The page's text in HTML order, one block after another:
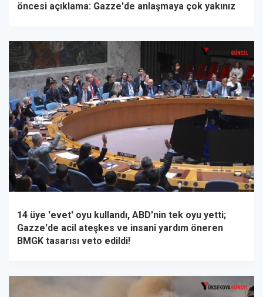
öncesi açıklama: Gazze'de anlaşmaya çok yakınız
14 üye 'evet' oyu kullandı, ABD'nin tek oyu yetti;
Gazze'de acil ateşkes ve insanî yardım öneren
BMGK tasarısı veto edildi!